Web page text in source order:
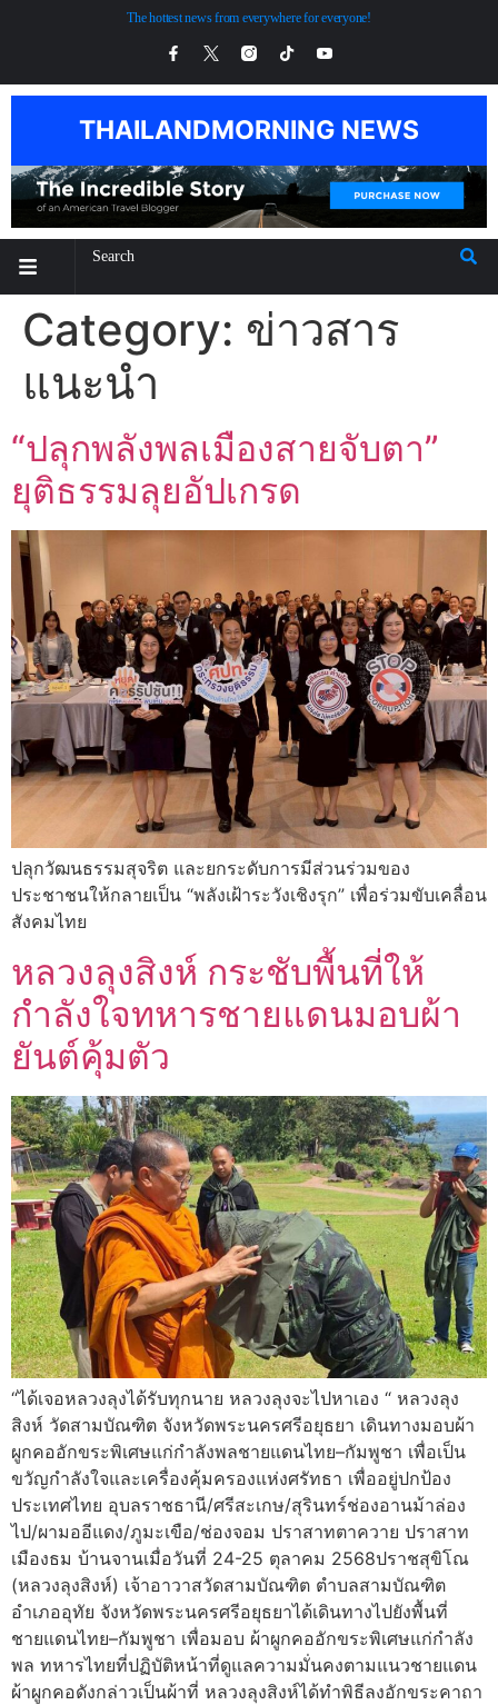
The hottest news from everywhere for everyone!
THAILANDMORNING NEWS
Category: ข่าวสาร
แนะนำ
“ปลุกพลังพลเมืองสายจับตา”
ยุติธรรมลุยอัปเกรด
ปลุกวัฒนธรรมสุจริต และยกระดับการมีส่วนร่วมของ
ประชาชนให้กลายเป็น “พลังเฝ้าระวังเชิงรุก” เพื่อร่วมขับเคลื่อน
สังคมไทย
หลวงลุงสิงห์ กระชับพื้นที่ให้
กำลังใจทหารชายแดนมอบผ้า
ยันต์คุ้มตัว
“ได้เจอหลวงลุงได้รับทุกนาย หลวงลุงจะไปหาเอง “ หลวงลุง
สิงห์ วัดสามบัณฑิต จังหวัดพระนครศรีอยุธยา เดินทางมอบผ้า
ผูกคออักขระพิเศษแก่กำลังพลชายแดนไทย–กัมพูชา เพื่อเป็น
ขวัญกำลังใจและเครื่องคุ้มครองแห่งศรัทธา เพื่ออยู่ปกป้อง
ประเทศไทย อุบลราชธานี/ศรีสะเกษ/สุรินทร์ช่องอานม้าล่อง
ไป/ผามออีแดง/ภูมะเขือ/ช่องจอม ปราสาทตาควาย ปราสาท
เมืองธม บ้านจานเมื่อวันที่ 24-25 ตุลาคม 2568ปราชสุขิโณ
(หลวงลุงสิงห์) เจ้าอาวาสวัดสามบัณฑิต ตำบลสามบัณฑิต
อำเภออุทัย จังหวัดพระนครศรีอยุธยาได้เดินทางไปยังพื้นที่
ชายแดนไทย–กัมพูชา เพื่อมอบ ผ้าผูกคออักขระพิเศษแก่กำลัง
พล ทหารไทยที่ปฏิบัติหน้าที่ดูแลความมั่นคงตามแนวชายแดน
ผ้าผูกคอดังกล่าวเป็นผ้าที่ หลวงลุงสิงห์ได้ทำพิธีลงอักขระคาถา